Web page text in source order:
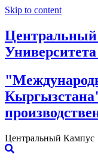
Skip to content
Центральный Кампус